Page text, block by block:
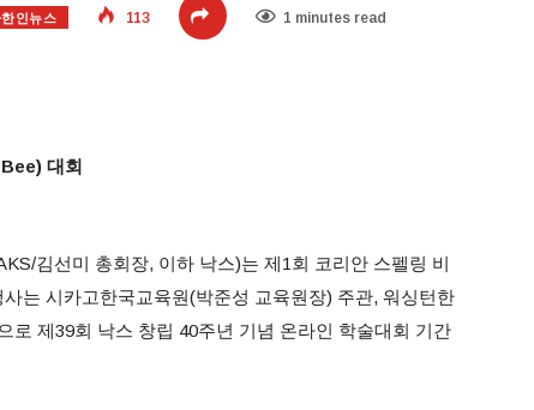
인뉴스 113 1 minutes read
대회
김선미 총회장, 이하 낙스)는 제1회 코리안 스펠링 비
는 시카고한국교육원(박준성 교육원장) 주관, 워싱턴한
로 제39회 낙스 창립 40주년 기념 온라인 학술대회 기간